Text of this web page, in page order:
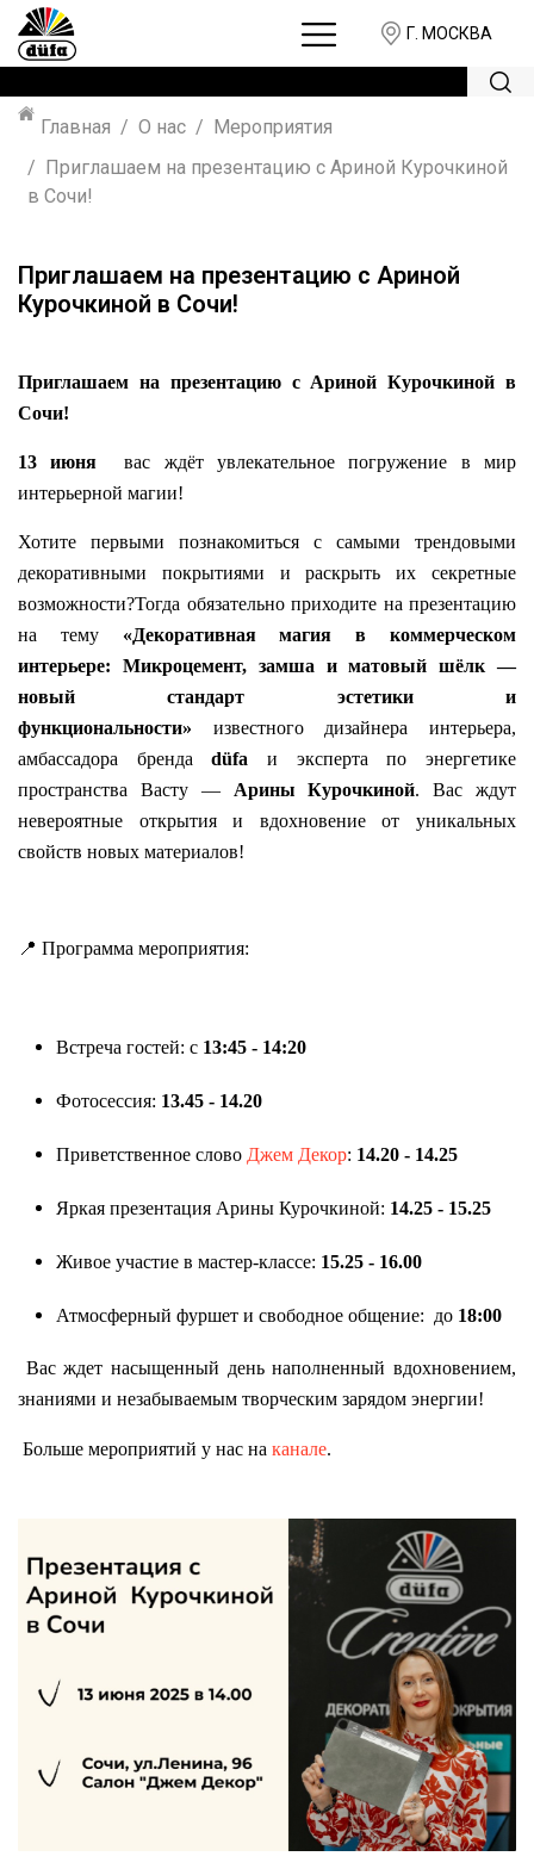
Г. МОСКВА
Главная О нас
Мероприятия
Приглашаем на презентацию с Ариной Курочкиной
в Сочи!
Приглашаем на презентацию с Ариной
Курочкиной в Сочи!
Приглашаем на презентацию с Ариной Курочкиной в
Сочи!
13 июня
вас ждёт увлекательное погружение в мир
интерьерной магии!
Хотите первыми познакомиться с самыми трендовыми
декоративными покрытиями и раскрыть их секретные
возможности?Тогда обязательно приходите на презентацию
на тему «Декоративная магия в коммерческом
интерьере: Микроцемент, замша и матовый шёлк —
новый стандарт эстетики и
функциональности» известного дизайнера интерьера,
амбассадора брендаdüfa и эксперта по энергетике
пространства Васту — Арины Курочкиной. Вас ждут
невероятные открытия и вдохновение от уникальных
свойств новых материалов!
📍 Программа мероприятия:
Встреча гостей: с 13:45 - 14:20
Фотосессия: 13.45 - 14.20
Приветственное слово Джем Декор: 14.20 - 14.25
Яркая презентация Арины Курочкиной: 14.25 - 15.25
Живое участие в мастер-классе: 15.25 - 16.00
Атмосферный фуршет и свободное общение: до 18:00
Вас ждет насыщенный день наполненный вдохновением,
знаниями и незабываемым творческим зарядом энергии!
Больше мероприятий у нас на канале.